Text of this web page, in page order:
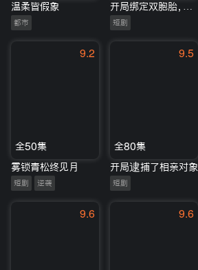
温柔皆假象
都市 短剧
9.2
全50集
雾锁青松终见月
短剧 逆袭
9.5
全80集
开局逮捕了相亲对象
短剧
9.6 9.6